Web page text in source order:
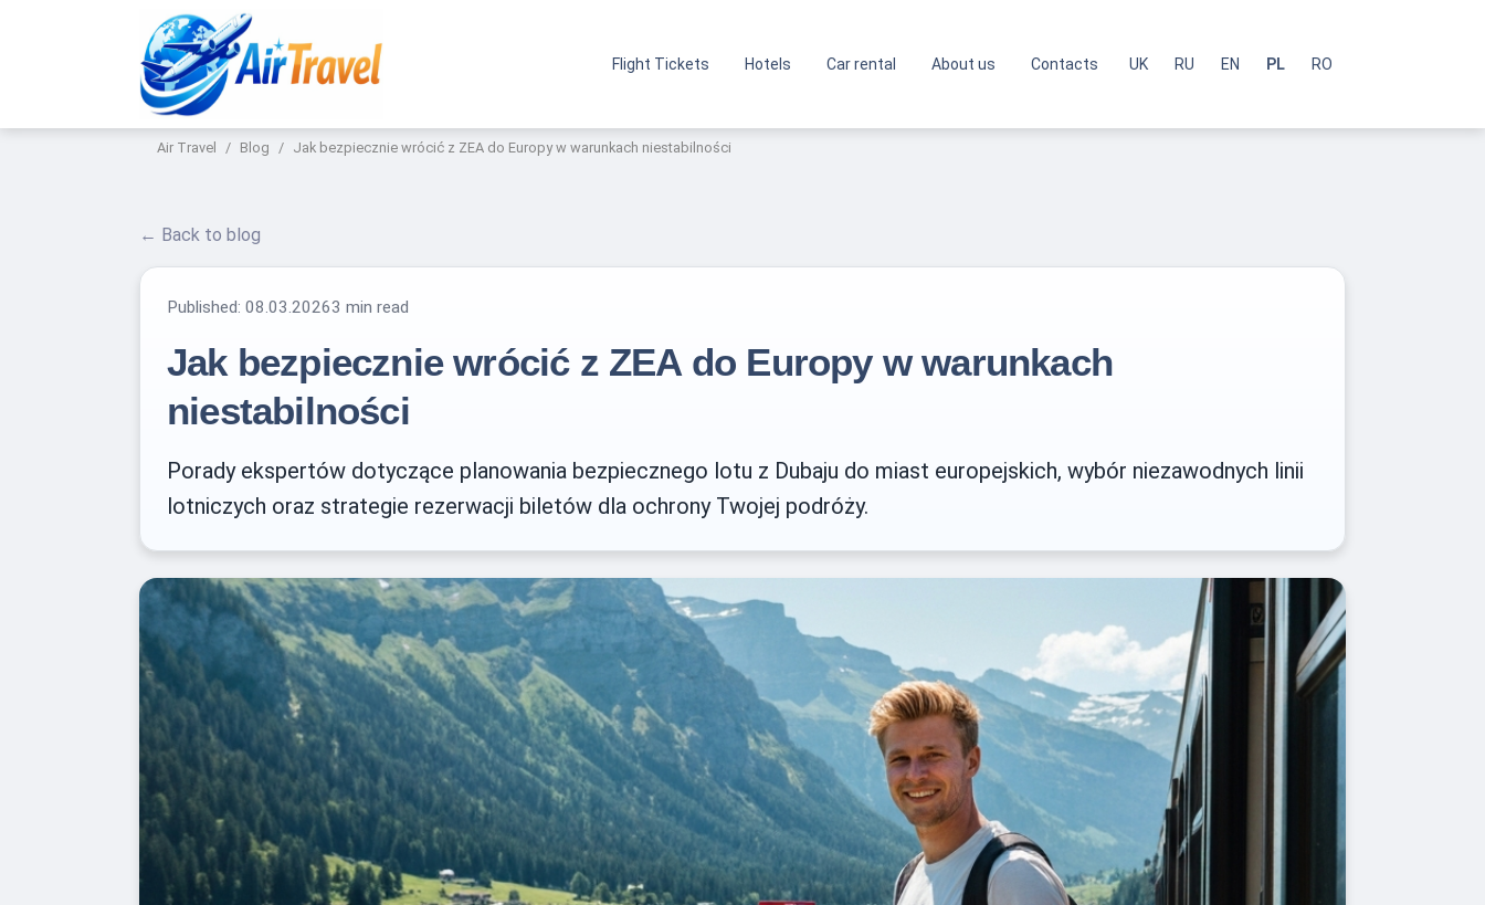
Flight Tickets Hotels Car rental About us Contacts UK RU EN PL RO
Air Travel Blog Jak bezpiecznie wrócić z ZEA do Europy w warunkach niestabilności
← Back to blog
Published: 08.03.20263 min read
Jak bezpiecznie wrócić z ZEA do Europy w warunkach
niestabilności
Porady ekspertów dotyczące planowania bezpiecznego lotu z Dubaju do miast europejskich, wybór niezawodnych linii
lotniczych oraz strategie rezerwacji biletów dla ochrony Twojej podróży.